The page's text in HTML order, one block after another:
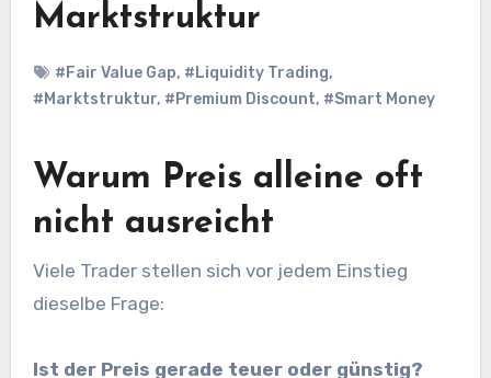
Marktstruktur
#Fair Value Gap, #Liquidity Trading,
#Marktstruktur, #Premium Discount, #Smart Money
Warum Preis alleine oft
nicht ausreicht
Viele Trader stellen sich vor jedem Einstieg
dieselbe Frage:
Ist der Preis gerade teuer oder günstig?